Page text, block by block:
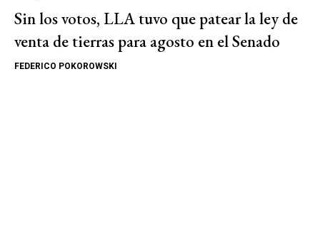
Sin los votos, LLA tuvo que patear la ley de
venta de tierras para agosto en el Senado
FEDERICO POKOROWSKI